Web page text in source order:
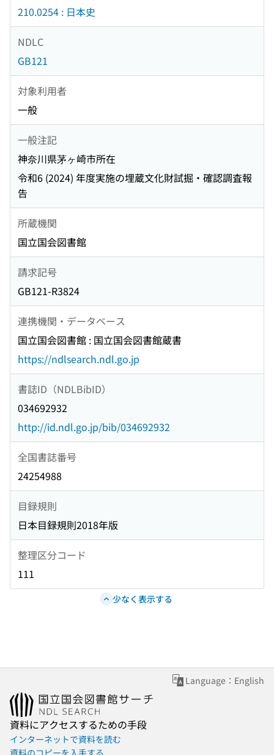
210.0254 : 日本史
NDLC
GB121
対象利用者
一般
一般注記
神奈川県茅ヶ崎市所在
令和6 (2024) 年度実施の埋蔵文化財試掘・確認調査報
告
所蔵機関
国立国会図書館
請求記号
GB121-R3824
連携機関・データベース
国立国会図書館 : 国立国会図書館蔵書
https://ndlsearch.ndl.go.jp
書誌ID（NDLBibID）
034692932
http://id.ndl.go.jp/bib/034692932
全国書誌番号
24254988
目録規則
日本目録規則2018年版
整理区分コード
111
少なく表示する
Language：English
資料にアクセスするための手段
インターネットで資料を読む